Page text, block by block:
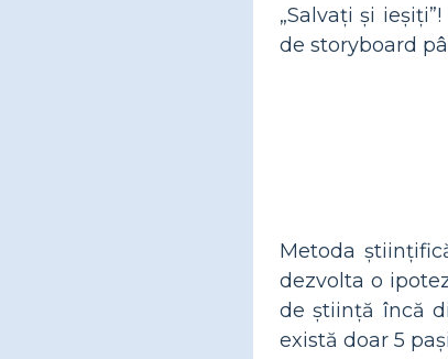
„Salvați și
de storyboard
Metoda
dezvolta o
de știință încă
există doar 5